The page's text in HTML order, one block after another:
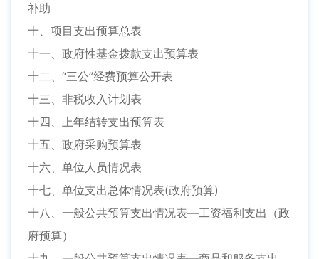
补助
十、项目支出预算总表
十一、政府性基金拨款支出预算表
十二、“三公”经费预算公开表
十三、非税收入计划表
十四、上年结转支出预算表
十五、政府采购预算表
十六、单位人员情况表
十七、单位支出总体情况表(政府预算)
十八、一般公共预算支出情况表—工资福利支出（政
府预算）